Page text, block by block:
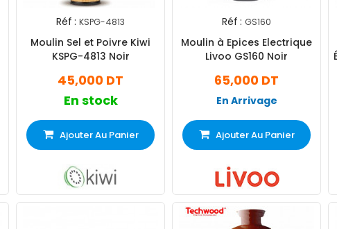
Réf : KSPG-4813
Moulin Sel et Poivre Kiwi
KSPG-4813 Noir
45,000 DT
En stock
Ajouter Au Panier
Réf : GS160
Moulin à Epices Electrique
Livoo GS160 Noir
65,000 DT
En Arrivage
Ajouter Au Panier